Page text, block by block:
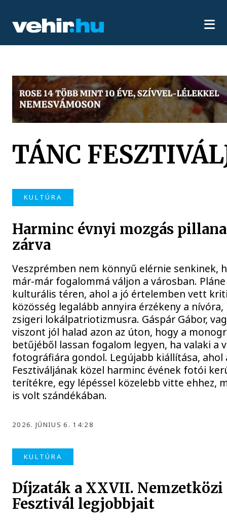
TÁNC
KULTÚRA
Harminc évnyi mozgás
zárva
Veszprémben nem könnyű elérnie senkinek,
már-már fogalommá váljon a városban.
kulturális téren, ahol a jó értelemben vett
közösség legalább annyira érzékeny a
zsigeri lokálpatriotizmusra. Gáspár Gábor,
viszont jól halad azon az úton, hogy a
betűjéből lassan fogalom legyen, ha valaki a
fotográfiára gondol. Legújabb kiállítása, ahol
Fesztiváljának közel harminc évének fotói
terítékre, egy lépéssel közelebb vitte ehhez,
is volt szándékában.
2026. JÚNIUS 6. 14:28
KULTÚRA
Díjzaták a XXVII.
Fesztivál legjobbjait